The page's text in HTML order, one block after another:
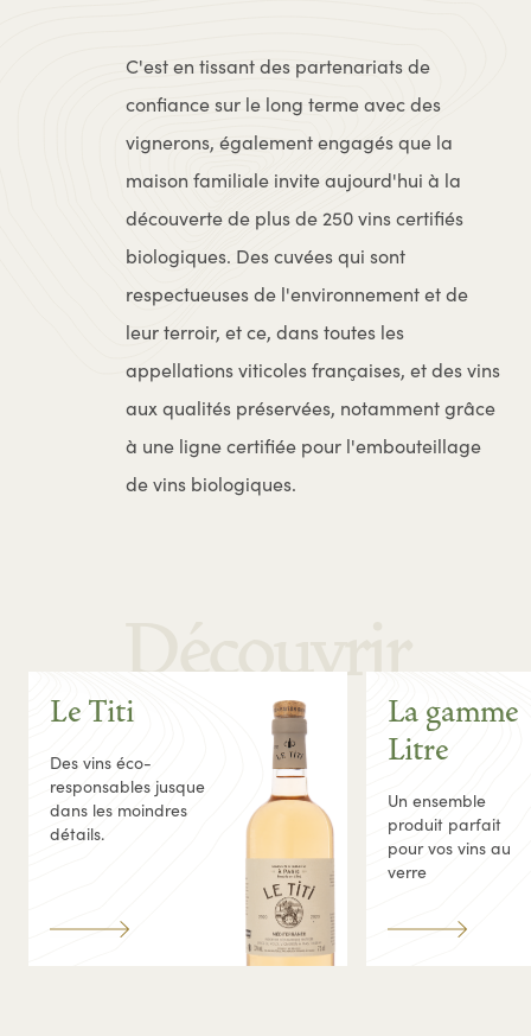
C'est en tissant des partenariats de
confiance sur le long terme avec des
vignerons, également engagés que la
maison familiale invite aujourd'hui à la
découverte de plus de 250 vins certifiés
biologiques. Des cuvées qui sont
respectueuses de l'environnement et de
leur terroir, et ce, dans toutes les
appellations viticoles françaises, et des vins
aux qualités préservées, notamment grâce
à une ligne certifiée pour l'embouteillage
de vins biologiques.
Découvrir
Le Titi
Des vins éco-
responsables jusque
dans les moindres
détails.
La gamme
Litre
Un ensemble
produit parfait
pour vos vins au
verre